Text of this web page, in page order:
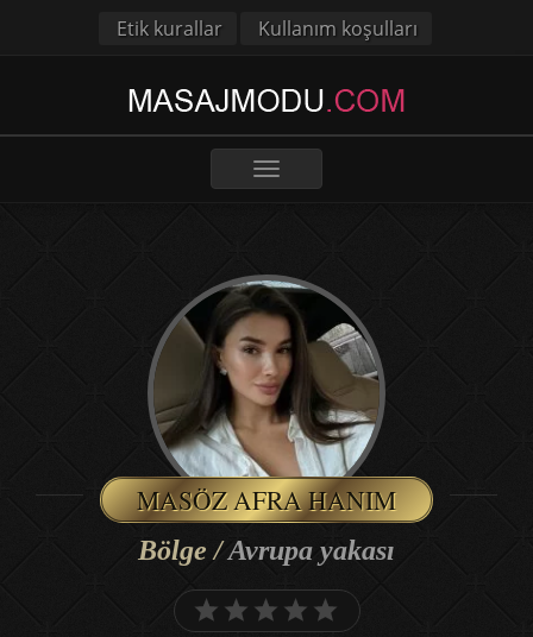
Etik kurallar Kullanım koşulları
Toggle
MASÖZ AFRA HANIM
Bölge /Avrupa yakası